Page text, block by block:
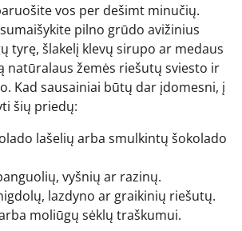
vos per dešimt minučių.
pilno grūdo avižinius
tyrę, šlakelį klevų sirupo ar medaus
natūralaus žemės riešutų sviesto ir
Kad sausainiai būtų dar įdomesni, į
šių priedų:
lašelių arba smulkintų šokolado
vyšnių ar razinų.
lazdyno ar graikinių riešutų.
moliūgų sėklų traškumui.